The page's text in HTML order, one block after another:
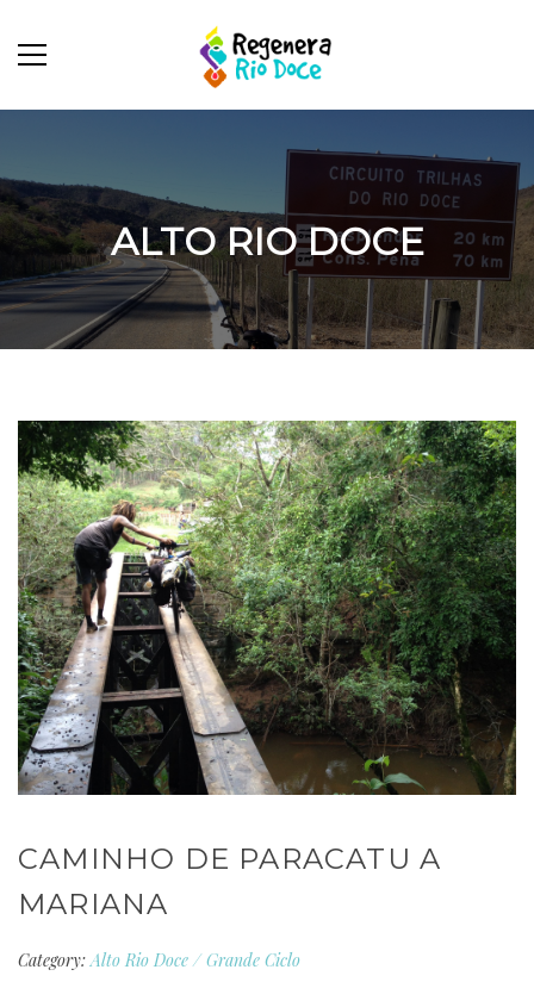
ALTO RIO DOCE
CAMINHO DE PARACATU A
MARIANA
Category: Alto Rio Doce /Grande Ciclo